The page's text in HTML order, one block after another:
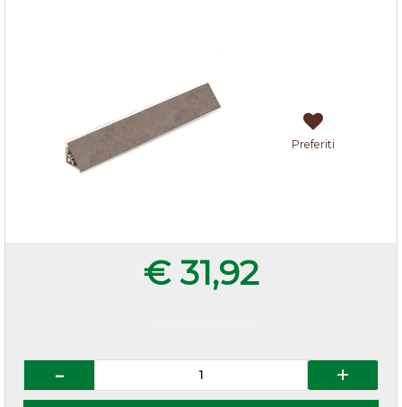
Preferiti
€ 31,92